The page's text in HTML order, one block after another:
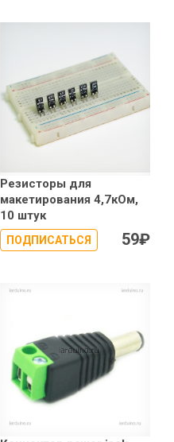
Резисторы для
макетирования 4,7кОм,
10 штук
ПОДПИСАТЬСЯ 59₽